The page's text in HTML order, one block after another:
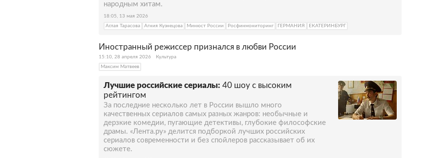
народным хитам.
18:05, 13 мая 2026
Аглая Тарасова
Агния Кузнецова Минюст России Росфинмониторинг ГЕРМАНИЯ ЕКАТЕРИНБУРГ
Иностранный режиссер признался в любви России
15:10, 28 апреля 2026
Культура
Максим Матвеев
Лучшие российские сериалы: 40 шоу с высоким
рейтингом
За последние несколько лет в России вышло много
качественных сериалов самых разных жанров: необычные и
дерзкие комедии, пугающие детективы, глубокие философские
драмы. «Лента.ру» делится подборкой лучших российских
сериалов современности и без спойлеров рассказывает об их
сюжете.